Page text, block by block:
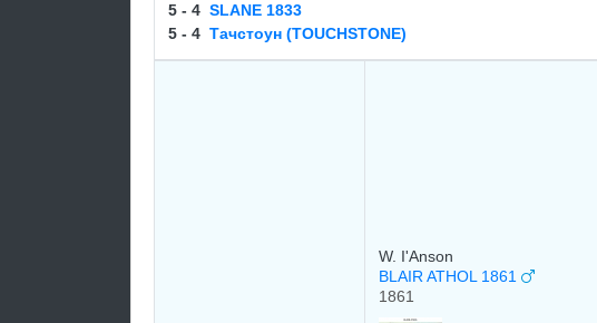
5 - 4 SLANE 1833
5 - 4 Тачстоун (TOUCHSTONE)
W. I'Anson
BLAIR ATHOL 1861
1861